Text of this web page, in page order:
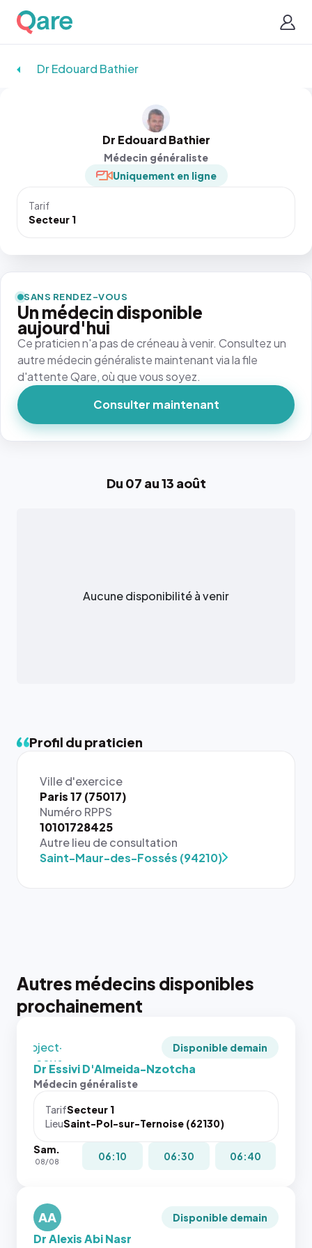
Dr Edouard Bathier
Dr Edouard Bathier
Médecin généraliste
Uniquement en ligne
Tarif
Secteur 1
Du 07 au 13 août
Aucune disponibilité à venir
Profil du praticien
Ville d'exercice
Paris 17 (75017)
Numéro RPPS
10101728425
Autre lieu de consultation
Saint-Maur-des-Fossés (94210)
SANS RENDEZ-VOUS
Un médecin disponible
aujourd'hui
Ce praticien n'a pas de créneau à venir. Consultez un
autre médecin généraliste maintenant via la file
d'attente Qare, où que vous soyez.
Consulter maintenant
Autres médecins disponibles
prochainement
{# 40×40
: la taille
rendue par
`.profile-
puisque la
photo est
recadrée
`object-
fit: cover`.
Sans ces
navigateur
pas la
place, et
les trois
dernières
images de
Disponible demain
Dr Essivi D'Almeida-Nzotcha
Médecin généraliste
TarifSecteur 1
LieuSaint-Pol-sur-Ternoise (62130)
Sam.
08/08 06:10 06:30 06:40
AA Disponible demain
Dr Alexis Abi Nasr
{# 40×40
`.profile-
picture`,
et un